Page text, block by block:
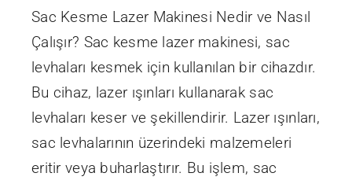
Sac Kesme Lazer Makinesi Nedir ve Nasıl
Çalışır? Sac kesme lazer makinesi, sac
levhaları kesmek için kullanılan bir cihazdır.
Bu cihaz, lazer ışınları kullanarak sac
levhaları keser ve şekillendirir. Lazer ışınları,
sac levhalarının üzerindeki malzemeleri
eritir veya buharlaştırır. Bu işlem, sac